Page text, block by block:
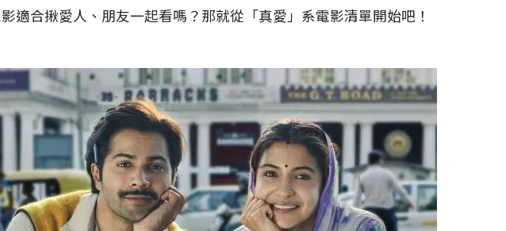
合揪愛人、朋友一起看嗎？那就從「真愛」系電影清單開始吧！